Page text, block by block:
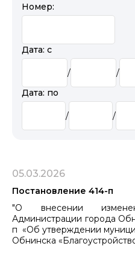
Номер:
Дата: с
/
/
Дата: по
/ /
05.03.2026
Постановление 414-п
"О внесении
Администрации города
п «Об утверждении
Обнинска